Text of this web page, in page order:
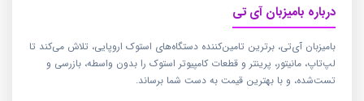
درباره بامیزبان آی تی
بامیزبان آی‌تی، برترین تامین‌کننده دستگاه‌های استوک اروپایی، تلاش می‌کند تا
لپ‌تاپ، مانیتور، پرینتر و قطعات کامپیوتر استوک را بدون واسطه، بازرسی و
تست‌شده، و با بهترین قیمت به دست شما برساند.